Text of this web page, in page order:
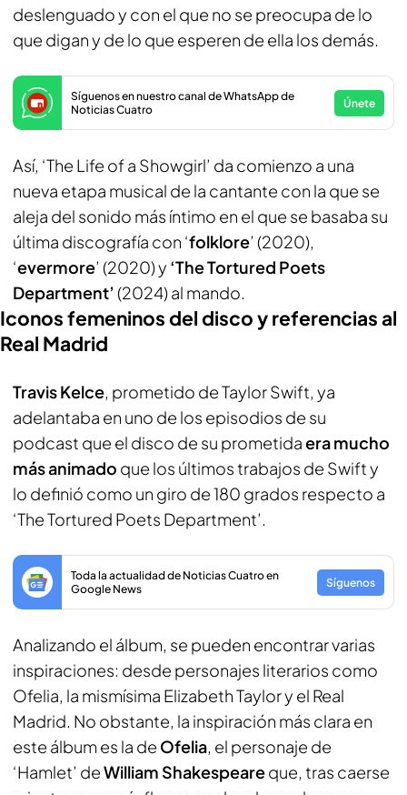
deslenguado y con el que no se preocupa de lo
que digan y de lo que esperen de ella los demás.
Síguenos en nuestro canal de WhatsApp de
Noticias Cuatro
Únete
Así, ‘The Life of a Showgirl’ da comienzo a una
nueva etapa musical de la cantante con la que se
aleja del sonido más íntimo en el que se basaba su
última discografía con ‘folklore’ (2020),
‘evermore’ (2020) y ‘The Tortured Poets
Department’(2024) al mando.
Iconos femeninos del disco y referencias al
Real Madrid
Travis Kelce, prometido de Taylor Swift, ya
adelantaba en uno de los episodios de su
podcast que el disco de su prometidaera mucho
más animado que los últimos trabajos de Swift y
lo definió como un giro de 180 grados respecto a
‘The Tortured Poets Department’.
Toda la actualidad de Noticias Cuatro en
Google News
Síguenos
Analizando el álbum, se pueden encontrar varias
inspiraciones: desde personajes literarios como
Ofelia, la mismísima Elizabeth Taylor y el Real
Madrid. No obstante, la inspiración más clara en
este álbum es la de Ofelia, el personaje de
‘Hamlet’ deWilliam Shakespeareque, tras caerse